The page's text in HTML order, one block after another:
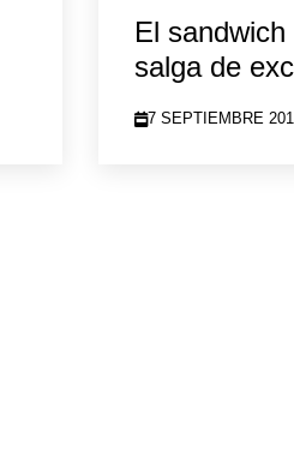
El
salga de
7 SEPTIEMBRE